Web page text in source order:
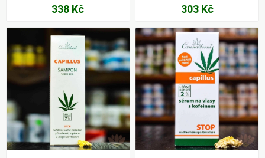
338 Kč 303 Kč